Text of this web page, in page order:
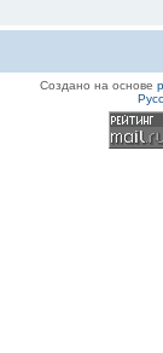
Создано на основе